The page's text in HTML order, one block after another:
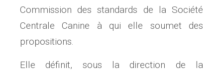
Commission des standards de la Société
Centrale Canine à qui elle soumet des
propositions.
Elle définit, sous la direction de la